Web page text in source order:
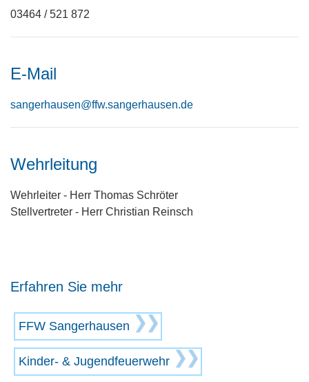
03464 / 521 872
E-Mail
sangerhausen@ffw.sangerhausen.de
Wehrleitung
Wehrleiter - Herr Thomas Schröter
Stellvertreter - Herr Christian Reinsch
Erfahren Sie mehr
FFW Sangerhausen
Kinder- & Jugend­feuer­wehr